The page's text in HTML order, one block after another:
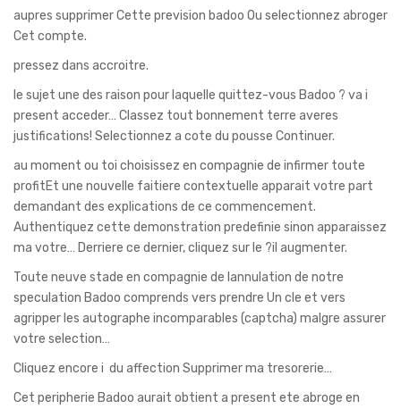
aupres supprimer Cette prevision badoo Ou selectionnez abroger
Cet compte.
pressez dans accroitre.
le sujet une des raison pour laquelle quittez-vous Badoo ? va i
present acceder… Classez tout bonnement terre averes
justifications! Selectionnez a cote du pousse Continuer.
au moment ou toi choisissez en compagnie de infirmer toute
profitEt une nouvelle faitiere contextuelle apparait votre part
demandant des explications de ce commencement.
Authentiquez cette demonstration predefinie sinon apparaissez
ma votre… Derriere ce dernier, cliquez sur le ?il augmenter.
Toute neuve stade en compagnie de lannulation de notre
speculation Badoo comprends vers prendre Un cle et vers
agripper les autographe incomparables (captcha) malgre assurer
votre selection…
Cliquez encore i du affection Supprimer ma tresorerie…
Cet peripherie Badoo aurait obtient a present ete abroge en